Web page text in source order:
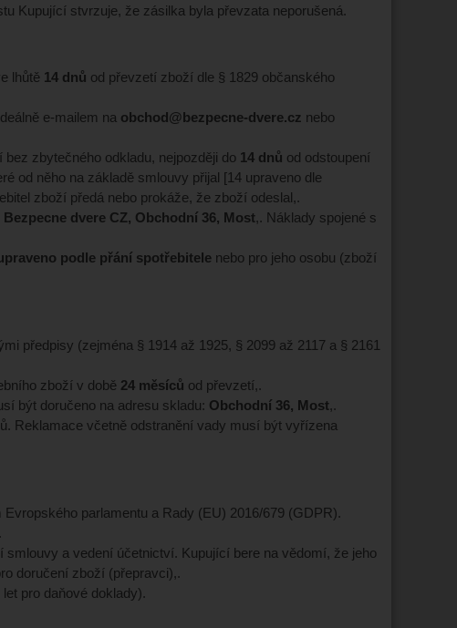
Kupující stvrzuje, že zásilka byla převzata neporušená.
lhůtě 14 dnů od převzetí zboží dle § 1829 občanského
e-mailem na obchod@bezpecne-dvere.cz nebo
zbytečného odkladu, nejpozději do 14 dnů od odstoupení
od něho na základě smlouvy přijal [14 upraveno dle
zboží předá nebo prokáže, že zboží odeslal,.
Bezpecne dvere CZ, Obchodní 36, Most,. Náklady spojené s
podle přání spotřebitele nebo pro jeho osobu (zboží
předpisy (zejména § 1914 až 1925, § 2099 až 2117 a § 2161
zboží v době 24 měsíců od převzetí,.
být doručeno na adresu skladu: Obchodní 36, Most,.
Reklamace včetně odstranění vady musí být vyřízena
parlamentu a Rady (EU) 2016/679 (GDPR).
a vedení účetnictví. Kupující bere na vědomí, že jeho
doručení zboží (přepravci),.
pro daňové doklady).